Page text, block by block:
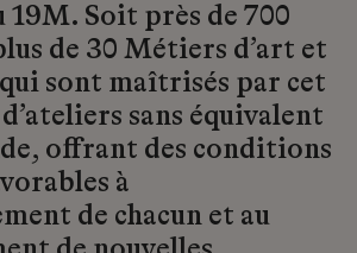
19M. Soit près de 700
de 30 Métiers d’art et
sont maîtrisés par cet
sans équivalent
offrant des conditions
à
de chacun et au